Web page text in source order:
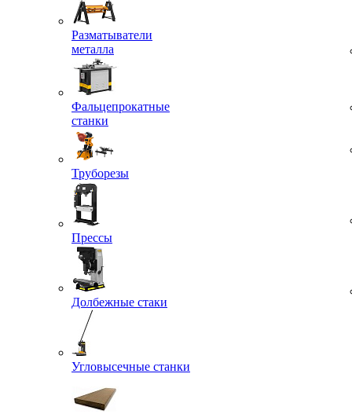
Разматыватели
металла
Фальцепрокатные
станки
Труборезы
Прессы
Долбежные стаки
Угловысечные станки